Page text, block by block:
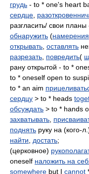
грудь - to * one's heart
сердце
разгласить/ свои
обнаружить (намерения
открывать оставлять
разрезать повредить(
рану открытой - to *
to * oneself open to
to * an aim
сердцу > to * heads
обсуждать > to * hands
захватывать
поднять руку на (кого-
найти
достать;
(церковное)
oneself наложить на
somewhere but I cannot